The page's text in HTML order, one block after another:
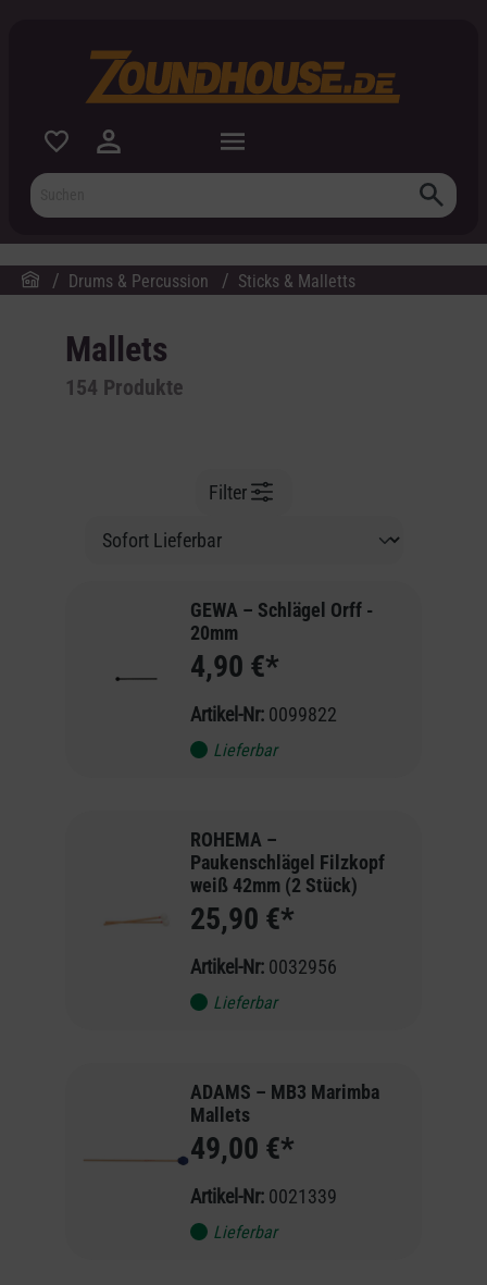
Drums & Percussion Sticks & Malletts
Mallets
154 Produkte
Filter
GEWA – Schlägel Orff -
20mm
4,90 €*
Artikel-Nr: 0099822
Lieferbar
ROHEMA –
Paukenschlägel Filzkopf
weiß 42mm (2 Stück)
25,90 €*
Artikel-Nr: 0032956
Lieferbar
ADAMS – MB3 Marimba
Mallets
49,00 €*
Artikel-Nr: 0021339
Lieferbar